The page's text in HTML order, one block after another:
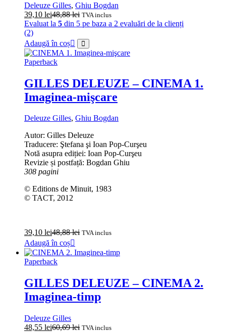
Deleuze Gilles, Ghiu Bogdan
39,10 lei48,88lei TVA inclus
Evaluat la 5 din 5 pe baza a 2 evaluări de la clienți
(2)
Adaugă în coș
Paperback
GILLES DELEUZE – CINEMA 1.
Imaginea-mişcare
Deleuze Gilles, Ghiu Bogdan
Autor: Gilles Deleuze
Traducere: Ştefana şi Ioan Pop-Curşeu
Notă asupra ediției: Ioan Pop-Curşeu
Revizie și postfață: Bogdan Ghiu
308 pagini
© Editions de Minuit, 1983
© TACT, 2012
39,10 lei48,88lei TVA inclus
Adaugă în coș
Paperback
GILLES DELEUZE – CINEMA 2.
Imaginea-timp
Deleuze Gilles
48,55 lei60,69lei TVA inclus